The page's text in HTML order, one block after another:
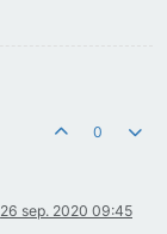
0
26 sep. 2020 09:45